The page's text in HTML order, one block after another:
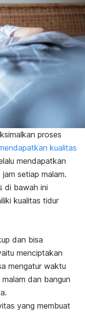
proses
kualitas
mendapatkan
setiap malam.
di bawah ini
kualitas tidur
dan bisa
menciptakan
mengatur waktu
dan bangun
yang membuat